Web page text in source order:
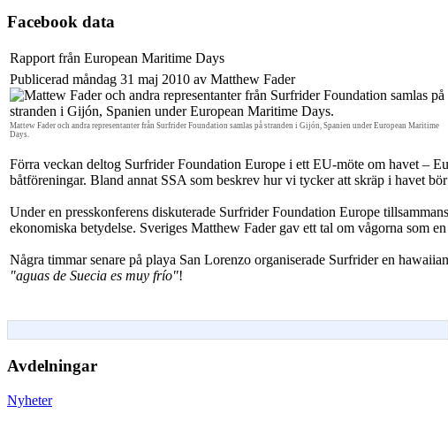
Facebook data
Rapport från European Maritime Days
Publicerad måndag 31 maj 2010 av Matthew Fader
Mattew Fader och andra representanter från Surfrider Foundation samlas på stranden i Gijón, Spanien under European Maritime
Days.
Förra veckan deltog Surfrider Foundation Europe i ett EU-möte om havet –
båtföreningar. Bland annat SSA som beskrev hur vi tycker att skräp i havet
Under en presskonferens diskuterade Surfrider Foundation Europe
ekonomiska betydelse. Sveriges Matthew Fader gav ett tal om vågorna som
Några timmar senare på playa San Lorenzo organiserade Surfrider en
"aguas de Suecia es muy frío"!
Avdelningar
Nyheter